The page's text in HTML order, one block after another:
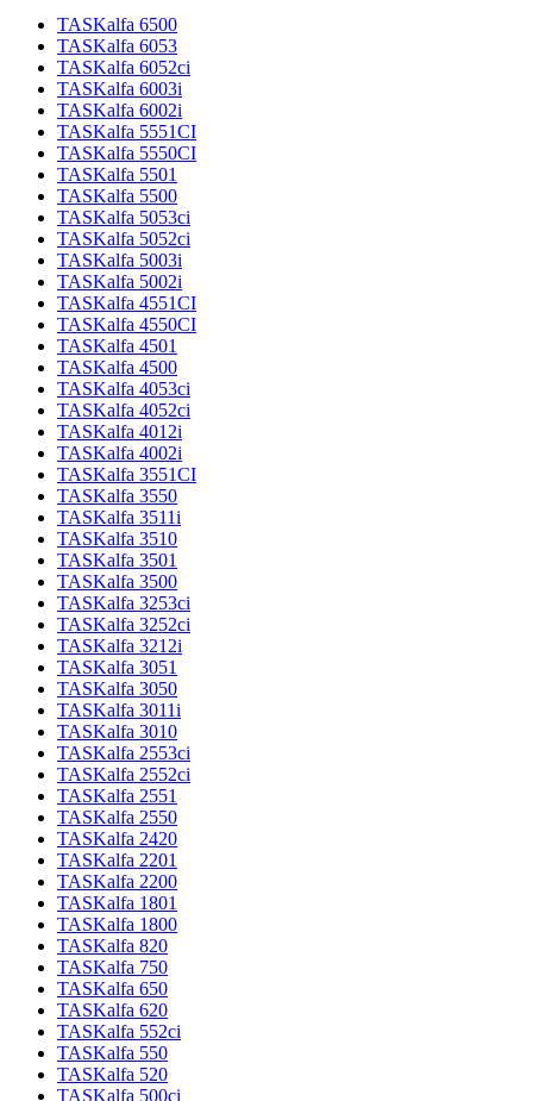
TASKalfa 6500
TASKalfa 6053
TASKalfa 6052ci
TASKalfa 6003i
TASKalfa 6002i
TASKalfa 5551CI
TASKalfa 5550CI
TASKalfa 5501
TASKalfa 5500
TASKalfa 5053ci
TASKalfa 5052ci
TASKalfa 5003i
TASKalfa 5002i
TASKalfa 4551CI
TASKalfa 4550CI
TASKalfa 4501
TASKalfa 4500
TASKalfa 4053ci
TASKalfa 4052ci
TASKalfa 4012i
TASKalfa 4002i
TASKalfa 3551CI
TASKalfa 3550
TASKalfa 3511i
TASKalfa 3510
TASKalfa 3501
TASKalfa 3500
TASKalfa 3253ci
TASKalfa 3252ci
TASKalfa 3212i
TASKalfa 3051
TASKalfa 3050
TASKalfa 3011i
TASKalfa 3010
TASKalfa 2553ci
TASKalfa 2552ci
TASKalfa 2551
TASKalfa 2550
TASKalfa 2420
TASKalfa 2201
TASKalfa 2200
TASKalfa 1801
TASKalfa 1800
TASKalfa 820
TASKalfa 750
TASKalfa 650
TASKalfa 620
TASKalfa 552ci
TASKalfa 550
TASKalfa 520
TASKalfa 500ci